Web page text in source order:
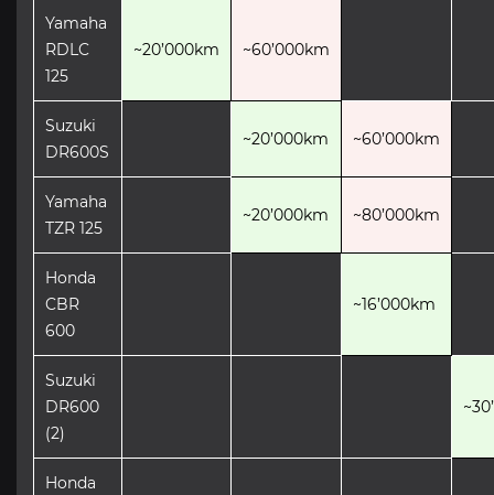
Yamaha
RDLC
125
~20’000km ~60’000km
Suzuki
DR600S
~20’000km ~60’000km
Yamaha
TZR 125
~20’000km ~80’000km
Honda
CBR
600
~16’000km
Suzuki
DR600
(2)
Honda